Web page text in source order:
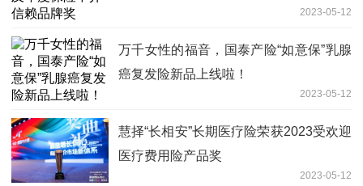
2023-05-12
万千女性的福音，国泰产险“如意保”乳腺
癌复发险新品上线啦！
2023-05-12
慧择“长相安”长期医疗险荣获2023受欢迎
医疗费用险产品奖
2023-05-12